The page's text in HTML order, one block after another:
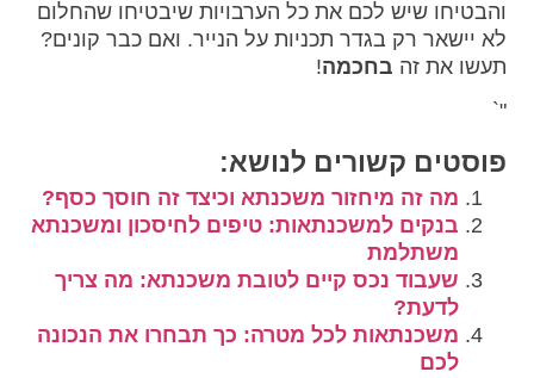
והבטיחו שיש לכם את כל הערבויות שיבטיחו שהחלום
לא יישאר רק בגדר תכניות על הנייר. ואם כבר קונים?
תעשו את זה בחכמה!
"`
פוסטים קשורים לנושא:
מה זה מיחזור משכנתא וכיצד זה חוסך כסף?
בנקים למשכנתאות: טיפים לחיסכון ומשכנתא
משתלמת
שעבוד נכס קיים לטובת משכנתא: מה צריך
לדעת?
משכנתאות לכל מטרה: כך תבחרו את הנכונה
לכם